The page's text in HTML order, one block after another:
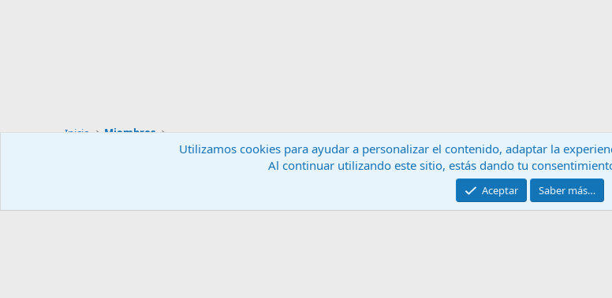
Inicio Miembros
Community platform by XenForo® © 2010-2024
Utilizamos cookies para ayudar a personalizar el contenido, adaptar la
Al continuar utilizando este sitio, estás dando tu
Aceptar Saber más…